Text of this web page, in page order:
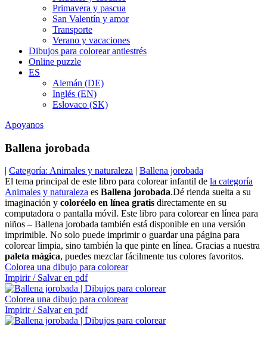
Primavera y pascua
San Valentín y amor
Transporte
Verano y vacaciones
Dibujos para colorear antiestrés
Online puzzle
ES
Alemán (DE)
Inglés (EN)
Eslovaco (SK)
Apoyanos
Ballena jorobada
| Categoría: Animales y naturaleza | Ballena jorobada
El tema principal de este libro para colorear infantil de la categoría
Animales y naturaleza es Ballena jorobada.Dé rienda suelta a su
imaginación y coloréelo en línea gratis directamente en su
computadora o pantalla móvil. Este libro para colorear en línea para
niños – Ballena jorobada también está disponible en una versión
imprimible. No solo puede imprimir o guardar una página para
colorear limpia, sino también la que pinte en línea. Gracias a nuestra
paleta mágica, puedes mezclar fácilmente tus colores favoritos.
Colorea una dibujo para colorear
Impirir / Salvar en pdf
Colorea una dibujo para colorear
Impirir / Salvar en pdf